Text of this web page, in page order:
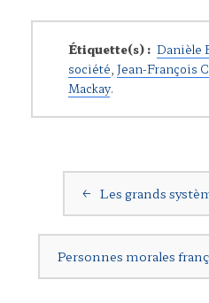
Étiquette(s) : Danièle
société Jean-François
Mackay.
← Les grands
Personnes morales